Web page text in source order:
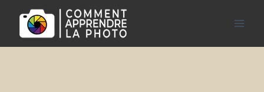
contenu